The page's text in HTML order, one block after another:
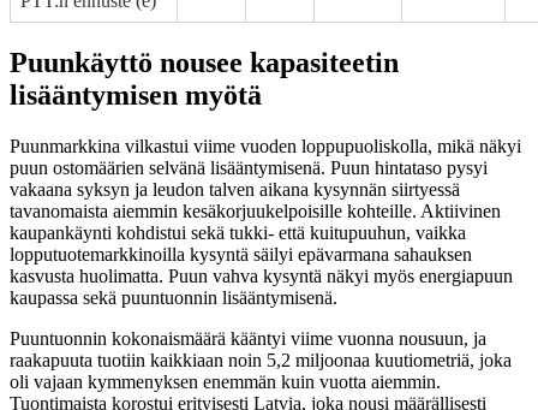
Puunkäyttö nousee kapasiteetin
lisääntymisen myötä
Puunmarkkina vilkastui viime vuoden loppupuoliskolla, mikä näkyi
puun ostomäärien selvänä lisääntymisenä. Puun hintataso pysyi
vakaana syksyn ja leudon talven aikana kysynnän siirtyessä
tavanomaista aiemmin kesäkorjuukelpoisille kohteille. Aktiivinen
kaupankäynti kohdistui sekä tukki- että kuitupuuhun, vaikka
lopputuotemarkkinoilla kysyntä säilyi epävarmana sahauksen
kasvusta huolimatta. Puun vahva kysyntä näkyi myös energiapuun
kaupassa sekä puuntuonnin lisääntymisenä.
Puuntuonnin kokonaismäärä kääntyi viime vuonna nousuun, ja
raakapuuta tuotiin kaikkiaan noin 5,2 miljoonaa kuutiometriä, joka
oli vajaan kymmenyksen enemmän kuin vuotta aiemmin.
Tuontimaista korostui erityisesti Latvia, joka nousi määrällisesti